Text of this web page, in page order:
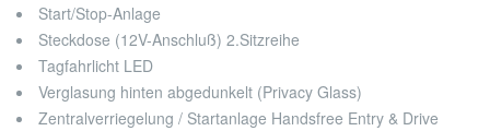
Start/Stop-Anlage
Steckdose (12V-Anschluß) 2.Sitzreihe
Tagfahrlicht LED
Verglasung hinten abgedunkelt (Privacy Glass)
Zentralverriegelung / Startanlage Handsfree Entry & Drive